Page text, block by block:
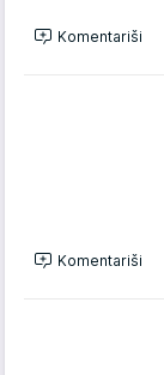
Komentariši
Komentariši